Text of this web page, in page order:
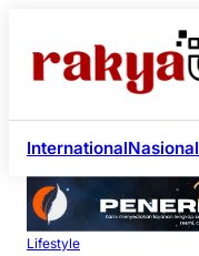
InternationalNasional
Lifestyle